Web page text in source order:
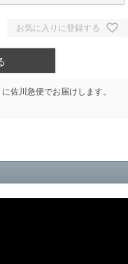
お気に入りに登録する
に佐川急便でお届けします。